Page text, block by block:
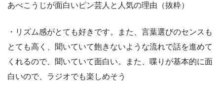
あべこうじが面白いピン芸人と人気の理由（抜粋）
・リズム感がとても好きです。また、言葉選びのセンスも
とても高く、聞いていて飽きないような流れで話を進めて
くれるので、聞いていて面白い。また、喋りが基本的に面
白いので、ラジオでも楽しめそう